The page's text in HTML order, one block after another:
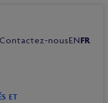
Contactez-nousENFR
ET